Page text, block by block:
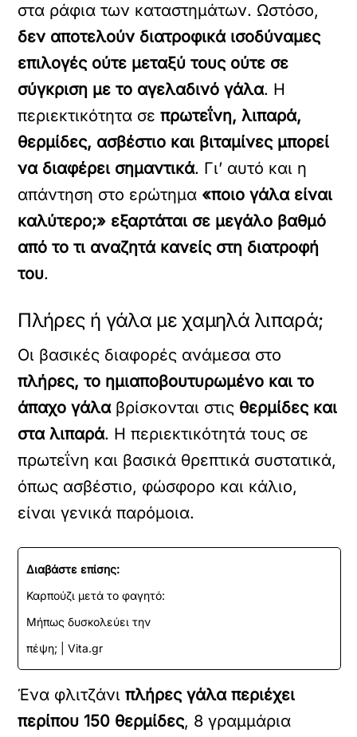
στα ράφια των καταστημάτων. Ωστόσο,
δεν αποτελούν διατροφικά ισοδύναμες
επιλογές ούτε μεταξύ τους ούτε σε
σύγκριση με το αγελαδινό γάλα. Η
περιεκτικότητα σεπρωτεΐνη, λιπαρά,
θερμίδες, ασβέστιο και βιταμίνες μπορεί
να διαφέρει σημαντικά. Γι’ αυτό και η
απάντηση στο ερώτημα «ποιο γάλα είναι
καλύτερο;» εξαρτάται σε μεγάλο βαθμό
από το τι αναζητά κανείς στη διατροφή
του.
Πλήρες ή γάλα με χαμηλά λιπαρά;
Οι βασικές διαφορές ανάμεσα στο
πλήρες, το ημιαποβουτυρωμένο και το
άπαχο γάλαβρίσκονται στις θερμίδες και
στα λιπαρά. Η περιεκτικότητά τους σε
πρωτεΐνη και βασικά θρεπτικά συστατικά,
όπως ασβέστιο, φώσφορο και κάλιο,
είναι γενικά παρόμοια.
Διαβάστε επίσης:
Καρπούζι μετά το φαγητό:
Μήπως δυσκολεύει την
πέψη; | Vita.gr
Ένα φλιτζάνιπλήρες γάλα περιέχει
περίπου 150 θερμίδες, 8 γραμμάρια